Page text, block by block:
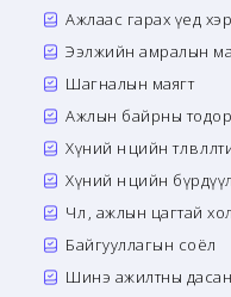
Ажлаас гарах үед
Ээлжийн амралын
Шагналын маягт
Ажлын байрны
Хүний нөөцийн
Хүний нөөцийн
Чөлөө, ажлын цагтай
Байгууллагын соёл
Шинэ ажилтны дасан